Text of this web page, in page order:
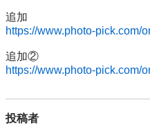
https://www.photo-pick.com/
https://www.photo-pick.com/
投稿者